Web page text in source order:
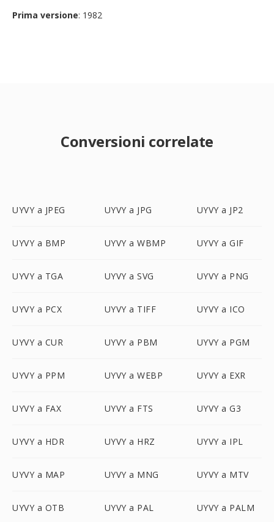
Prima versione: 1982
Conversioni correlate
UYVY a JPEG UYVY a JPG UYVY a JP2
UYVY a BMP UYVY a WBMP UYVY a GIF
UYVY a TGA UYVY a SVG UYVY a PNG
UYVY a PCX UYVY a TIFF UYVY a ICO
UYVY a CUR UYVY a PBM UYVY a PGM
UYVY a PPM UYVY a WEBP UYVY a EXR
UYVY a FAX UYVY a FTS UYVY a G3
UYVY a HDR UYVY a HRZ UYVY a IPL
UYVY a MAP UYVY a MNG UYVY a MTV
UYVY a OTB UYVY a PAL UYVY a PALM